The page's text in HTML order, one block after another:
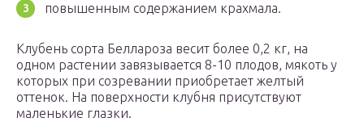
повышенным содержанием крахмала.
Клубень сорта Беллароза весит более 0,2 кг, на
одном растении завязывается 8-10 плодов, мякоть у
которых при созревании приобретает желтый
оттенок. На поверхности клубня присутствуют
маленькие глазки.